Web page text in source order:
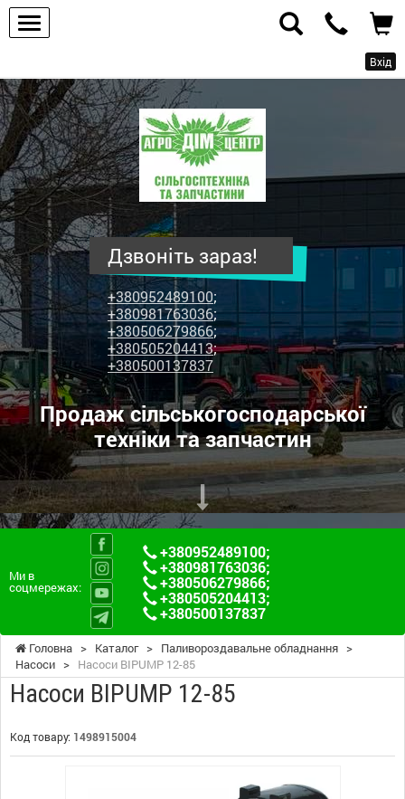
Вхід
ПП
"Агродім-
центр"
-
продаж
сільськогосподарської
техніки
та
запчастин
Дзвоніть зараз!
+380952489100;
+380981763036;
+380506279866;
+380505204413;
+380500137837
Продаж сільськогосподарської
техніки та запчастин
Ми в
соцмережах:
+380952489100;
+380981763036;
+380506279866;
+380505204413;
+380500137837
Головна > Каталог > Паливороздавальне обладнання >
Насоси > Насоси BIPUMP 12-85
Насоси BIPUMP 12-85
Код товару: 1498915004